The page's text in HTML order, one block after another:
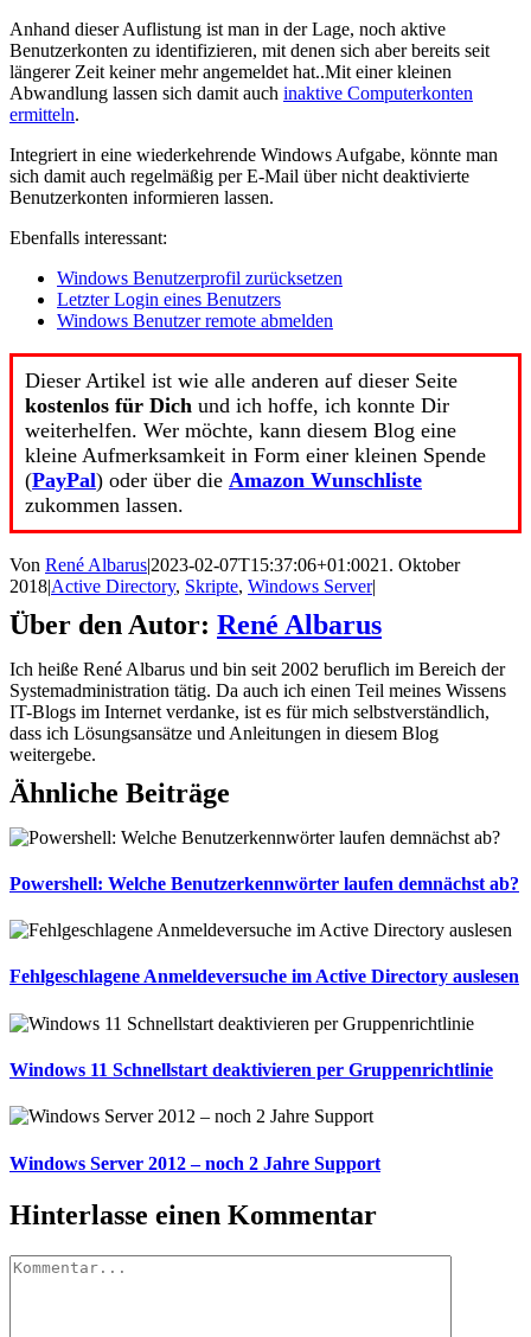
Anhand dieser Auflistung ist man in der Lage, noch aktive
Benutzerkonten zu identifizieren, mit denen sich aber bereits seit
längerer Zeit keiner mehr angemeldet hat..Mit einer kleinen
Abwandlung lassen sich damit auch inaktive Computerkonten
ermitteln.
Integriert in eine wiederkehrende Windows Aufgabe, könnte man
sich damit auch regelmäßig per E-Mail über nicht deaktivierte
Benutzerkonten informieren lassen.
Ebenfalls interessant:
Windows Benutzerprofil zurücksetzen
Letzter Login eines Benutzers
Windows Benutzer remote abmelden
Dieser Artikel ist wie alle anderen auf dieser Seite
kostenlos für Dich und ich hoffe, ich konnte Dir
weiterhelfen. Wer möchte, kann diesem Blog eine
kleine Aufmerksamkeit in Form einer kleinen Spende
(PayPal) oder über die Amazon Wunschliste
zukommen lassen.
Von René Albarus|2023-02-07T15:37:06+01:0021. Oktober
2018|Active Directory, Skripte, Windows Server|
Über den Autor: René Albarus
Ich heiße René Albarus und bin seit 2002 beruflich im Bereich der
Systemadministration tätig. Da auch ich einen Teil meines Wissens
IT-Blogs im Internet verdanke, ist es für mich selbstverständlich,
dass ich Lösungsansätze und Anleitungen in diesem Blog
weitergebe.
Ähnliche Beiträge
Powershell: Welche Benutzerkennwörter laufen demnächst ab?
Fehlgeschlagene Anmeldeversuche im Active Directory auslesen
Windows 11 Schnellstart deaktivieren per Gruppenrichtlinie
Windows Server 2012 – noch 2 Jahre Support
Hinterlasse einen Kommentar
Kommentar